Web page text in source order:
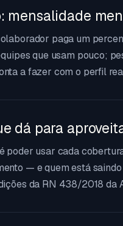
mensalidade
paga um
que usam pouco;
a fazer com o perfil
dá para
poder usar cada
— e quem está
da RN 438/2018 da